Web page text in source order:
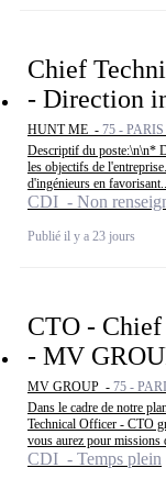
Chief
- Direction
HUNT ME - 75 -
Descriptif du poste:\n\n*
les objectifs de
d'ingénieurs en
CDI - Non
Publié il y a 23 jours
CTO -
- MV
MV GROUP - 75 -
Dans le cadre de notre
Technical Officer - CTO
vous aurez pour missions
CDI - Temps plein